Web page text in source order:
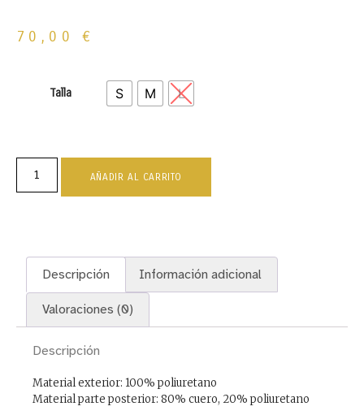
70,00€
Talla S M L
AÑADIR AL CARRITO
Descripción Información adicional
Valoraciones (0)
Descripción
Material exterior: 100% poliuretano
Material parte posterior: 80% cuero, 20% poliuretano